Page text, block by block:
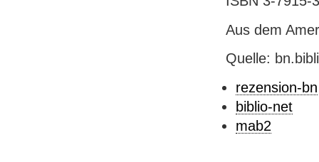
Aus dem
Quelle:
rezension-bn
biblio-net
mab2